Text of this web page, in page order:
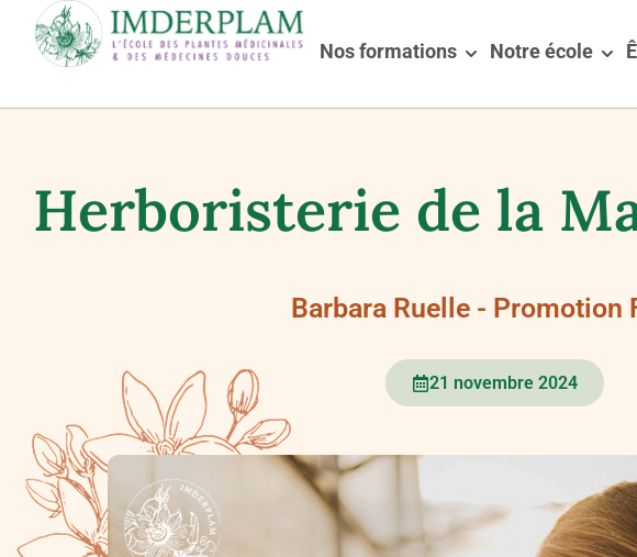
Nos formations Notre école
Herboristerie de la
Barbara Ruelle - Promotion
21 novembre 2024